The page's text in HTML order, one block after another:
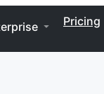
Pricing